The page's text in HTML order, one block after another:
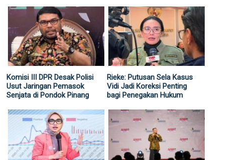
Komisi III DPR Desak Polisi
Usut Jaringan Pemasok
Senjata di Pondok Pinang
Rieke: Putusan Sela Kasus
Vidi Jadi Koreksi Penting
bagi Penegakan Hukum